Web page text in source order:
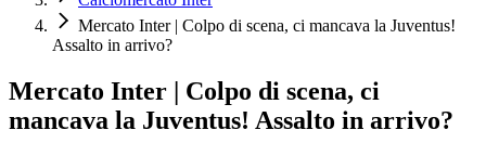
Mercato Inter | Colpo di scena, ci mancava la Juventus!
Assalto in arrivo?
Mercato Inter | Colpo di scena, ci
mancava la Juventus! Assalto in arrivo?